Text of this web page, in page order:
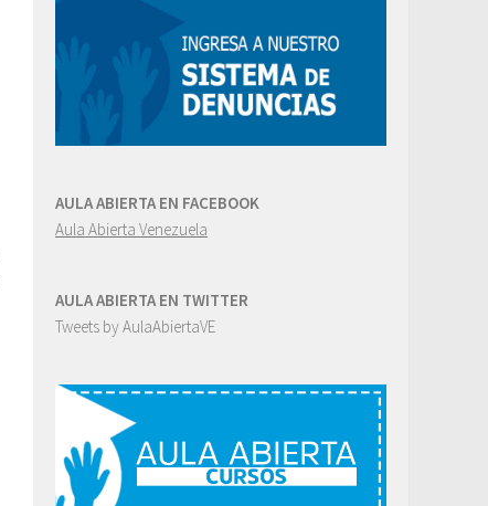
AULA ABIERTA EN FACEBOOK
Aula Abierta Venezuela
AULA ABIERTA EN TWITTER
Tweets by AulaAbiertaVE